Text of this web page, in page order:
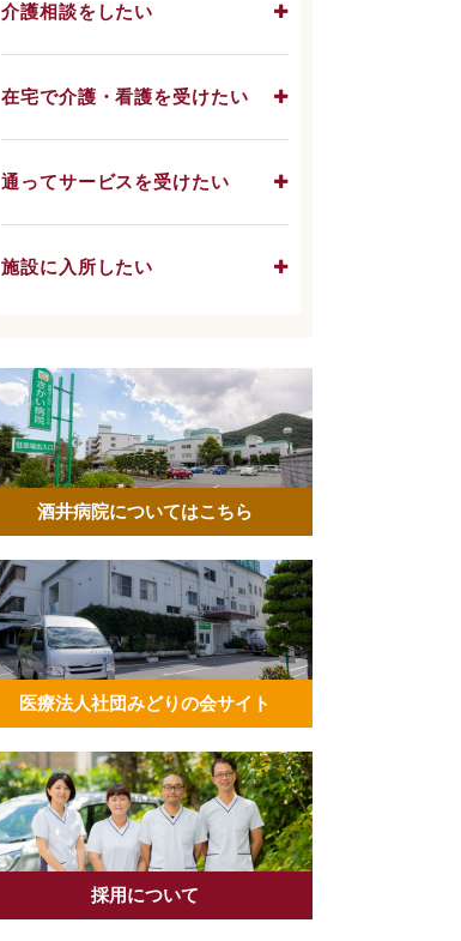
介護相談をしたい
在宅で介護・看護を受けたい
通ってサービスを受けたい
施設に入所したい
酒井病院についてはこちら
医療法人社団みどりの会サイト
採用について